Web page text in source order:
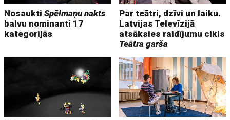
NosauktiSpēlmaņu nakts
balvu nominanti 17
kategorijās
Par teātri, dzīvi un laiku.
Latvijas Televīzijā
atsāksies raidījumu cikls
Teātra garša